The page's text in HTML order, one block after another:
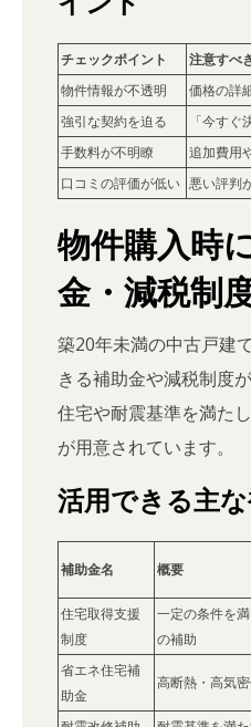
チェックポイント
注意すべ
物件情報が不透明
価格の詳
強引な契約を迫る
「今す
手数料が不明瞭
追加費用
口コミの評価が低い 悪い評判
物件購入時
金・減税制
築20年未満の中古戸建
きる補助金や減税制度
住宅や耐震基準を満た
が用意されています。
活用できる主
補助金名 概要
住宅取得支援
制度
一定の条件を
の補助
省エネ住宅補
助金
高断熱・高気